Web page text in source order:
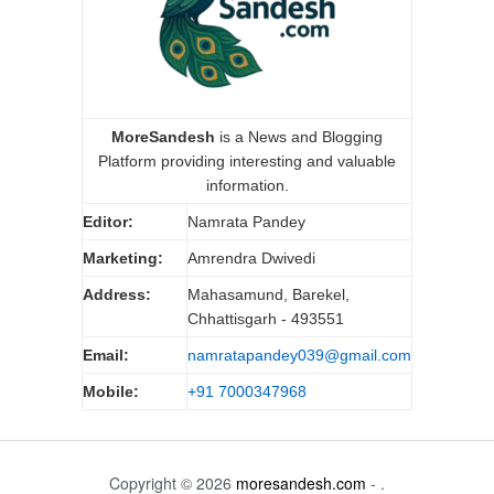
MoreSandesh is a News and Blogging
Platform providing interesting and valuable
information.
Editor: Namrata Pandey
Marketing: Amrendra Dwivedi
Address:
Mahasamund, Barekel,
Chhattisgarh - 493551
Email: namratapandey039@gmail.com
Mobile: +91 7000347968
Copyright © 2026 moresandesh.com - .